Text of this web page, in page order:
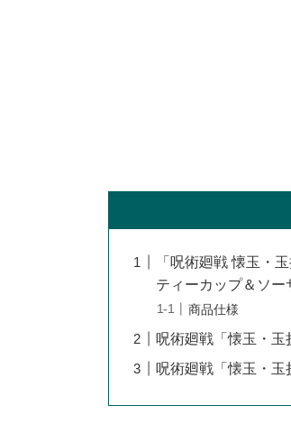
「呪術廻戦 懐玉・
ティーカップ＆ソー
商品仕様
呪術廻戦「懐玉・玉
呪術廻戦「懐玉・